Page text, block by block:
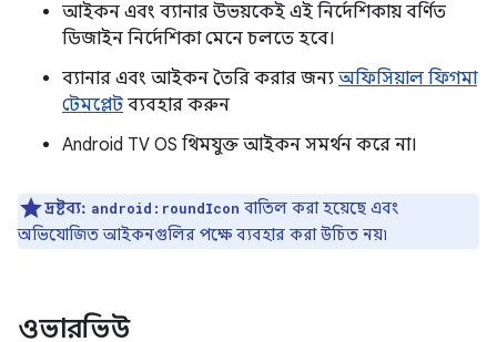
আইকন এবং ব্যানার উভয়কেই এই নির্দেশিকায় বর্ণিত
ডিজাইন নির্দেশিকা মেনে চলতে হবে।
ব্যানার এবং আইকন তৈরি করার জন্য অফিসিয়াল ফিগমা
টেমপ্লেট ব্যবহার করুন
Android TV OS থিমযুক্ত আইকন সমর্থন করে না।
দ্রষ্টব্য: android:roundIcon বাতিল করা হয়েছে এবং
অভিযোজিত আইকনগুলির পক্ষে ব্যবহার করা উচিত নয়৷
ওভারভিউ